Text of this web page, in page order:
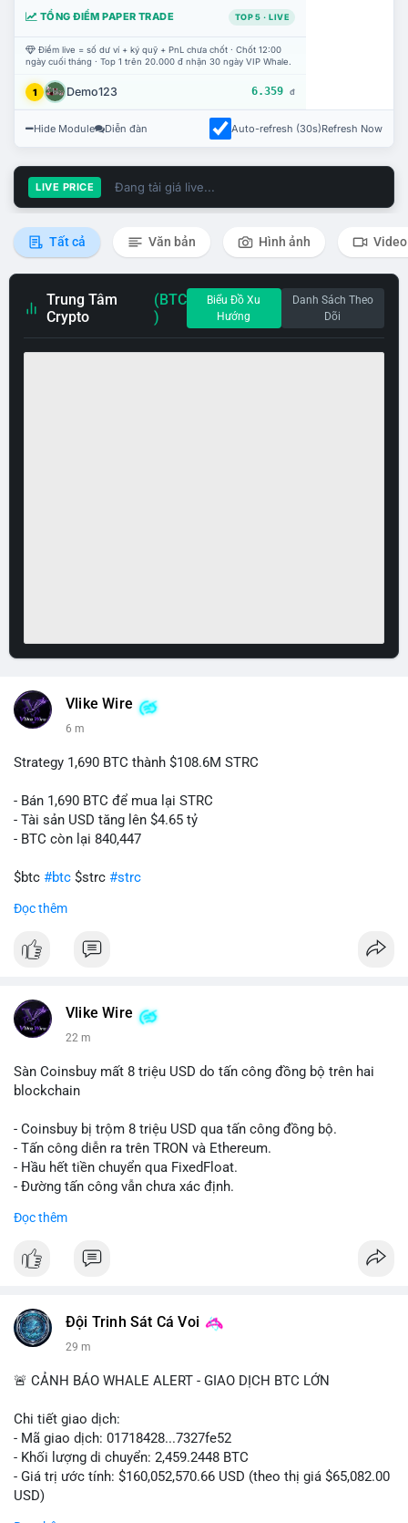
TỔNG ĐIỂM PAPER TRADE TOP 5 · LIVE
Điểm live = số dư ví + ký quỹ + PnL chưa chốt · Chốt 12:00
ngày cuối tháng · Top 1 trên 20.000 đ nhận 30 ngày VIP Whale.
1 Demo123 6.359 đ
Hide Module Diễn đàn Auto-refresh (30s)Refresh Now
LIVE PRICE Đang tải giá live...
Tất cả Văn bản Hình ảnh Video
Trung Tâm
Crypto
(BTC
)
Biểu Đồ Xu
Hướng
Danh Sách Theo
Dõi
Vlike Wire
6 m
Strategy 1,690 BTC thành $108.6M STRC
- Bán 1,690 BTC để mua lại STRC
- Tài sản USD tăng lên $4.65 tỷ
- BTC còn lại 840,447
$btc #btc $strc #strc
#vlikevn
📰 Nguồn: Cointelegraph
Đọc thêm
Vlike Wire
22 m
Sàn Coinsbuy mất 8 triệu USD do tấn công đồng bộ trên hai
blockchain
- Coinsbuy bị trộm 8 triệu USD qua tấn công đồng bộ.
- Tấn công diễn ra trên TRON và Ethereum.
- Hầu hết tiền chuyển qua FixedFloat.
- Đường tấn công vẫn chưa xác định.
#binancesquare
$trx $eth
📰 Nguồn: CoinDesk
Đọc thêm
Đội Trinh Sát Cá Voi
29 m
🚨 CẢNH BÁO WHALE ALERT - GIAO DỊCH BTC LỚN
Chi tiết giao dịch:
- Mã giao dịch: 01718428...7327fe52
- Khối lượng di chuyển: 2,459.2448 BTC
- Giá trị ước tính: $160,052,570.66 USD (theo thị giá $65,082.00
USD)